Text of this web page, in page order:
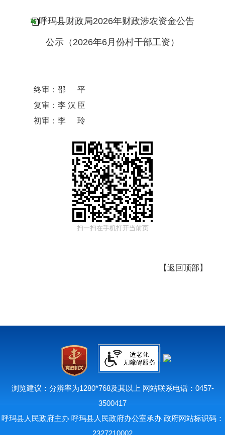
呼玛县财政局2026年财政涉农资金公告
公示（2026年6月份村干部工资）
终审： 邵平
复审： 李汉臣
初审： 李玲
扫一扫在手机打开当前页
【返回顶部 】
浏览建议：分辨率为1280*768及其以上 网站联系电话：0457-
3500417
呼玛县人民政府主办 呼玛县人民政府办公室承办 政府网站标识码：
2327210002